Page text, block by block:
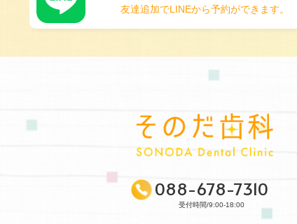
友達追加でLINEから予約ができます。
088-678-7310
受付時間/9:00-18:00